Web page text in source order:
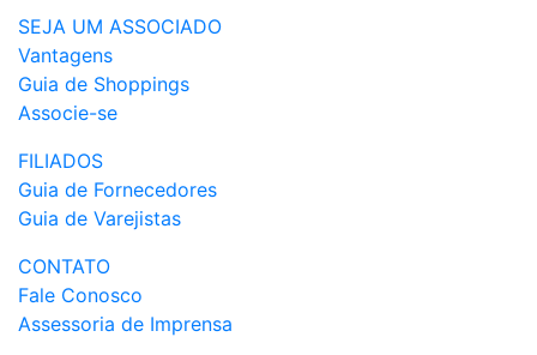
SEJA UM ASSOCIADO
Vantagens
Guia de Shoppings
Associe-se
FILIADOS
Guia de Fornecedores
Guia de Varejistas
CONTATO
Fale Conosco
Assessoria de Imprensa